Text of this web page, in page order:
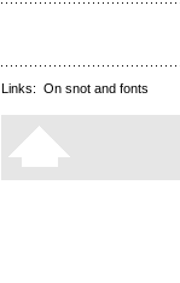
Links: On snot and fonts